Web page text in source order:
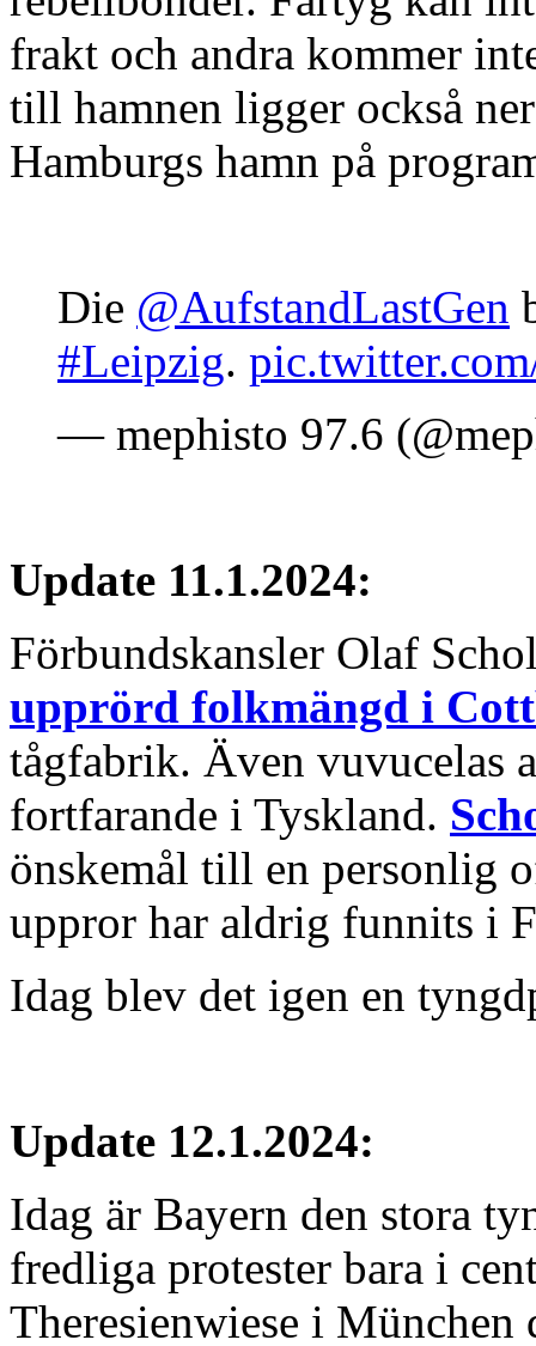
frakt och andra kommer
till hamnen ligger också
Hamburgs hamn på
Die @AufstandLastGen
#Leipzig.
— mephisto 97.6
Update 11.1.2024:
Förbundskansler Olaf
upprörd folkmängd i
tågfabrik. Även vuvucelas
fortfarande i Tyskland.
önskemål till en personlig
uppror har aldrig funnits i
Idag blev det igen en
Update 12.1.2024:
Idag är Bayern den stora
fredliga protester bara i
Theresienwiese i München